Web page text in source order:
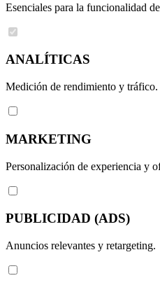
Esenciales para la funcionalidad
ANALÍTICAS
Medición de rendimiento y tráfico.
MARKETING
Personalización de experiencia y
PUBLICIDAD (ADS)
Anuncios relevantes y retargeting.